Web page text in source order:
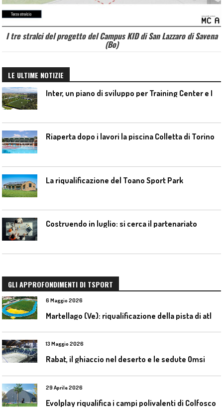
I tre stralci del progetto del Campus KID di San Lazzaro di Savena
(Bo)
LE ULTIME NOTIZIE
Riaperta dopo i lavori la piscina Colletta di Torino
La riqualificazione del Toano Sport Park
Costruendo in luglio: si cerca il partenariato
GLI APPROFONDIMENTI DI TSPORT
6 Maggio 2026
13 Maggio 2026
Rabat, il ghiaccio nel deserto e le sedute Omsi
29 Aprile 2026
Evolplay riqualifica i campi polivalenti di Colfosco